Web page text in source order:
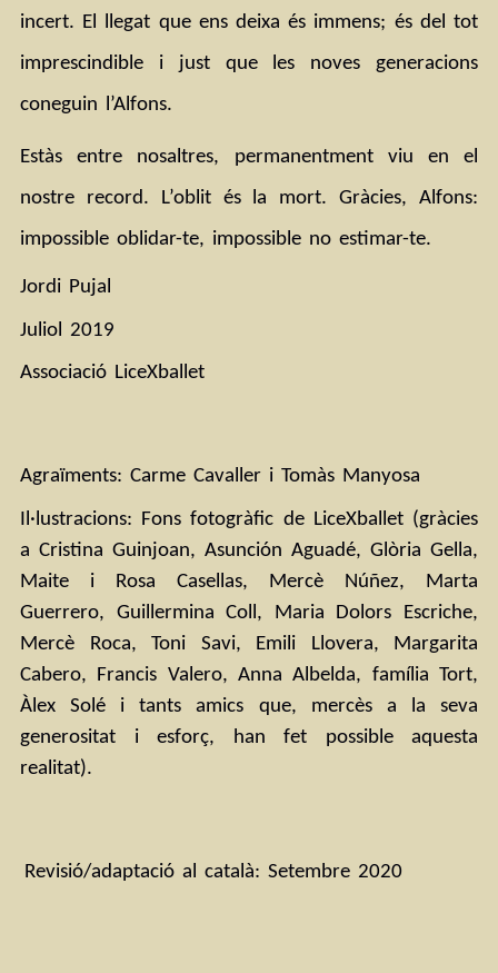
incert. El llegat que ens deixa és immens; és del tot
imprescindible i just que les noves generacions
coneguin l’Alfons.
Estàs entre nosaltres, permanentment viu en el
nostre record. L’oblit és la mort. Gràcies, Alfons:
impossible oblidar-te, impossible no estimar-te.
Jordi Pujal
Juliol 2019
Associació LiceXballet
Agraïments: Carme Cavaller i Tomàs Manyosa
Il·lustracions: Fons fotogràfic de LiceXballet (gràcies
a Cristina Guinjoan, Asunción Aguadé, Glòria Gella,
Maite i Rosa Casellas, Mercè Núñez, Marta
Guerrero, Guillermina Coll, Maria Dolors Escriche,
Mercè Roca, Toni Savi, Emili Llovera, Margarita
Cabero, Francis Valero, Anna Albelda, família Tort,
Àlex Solé i tants amics que, mercès a la seva
generositat i esforç, han fet possible aquesta
realitat).
Revisió/adaptació al català: Setembre 2020